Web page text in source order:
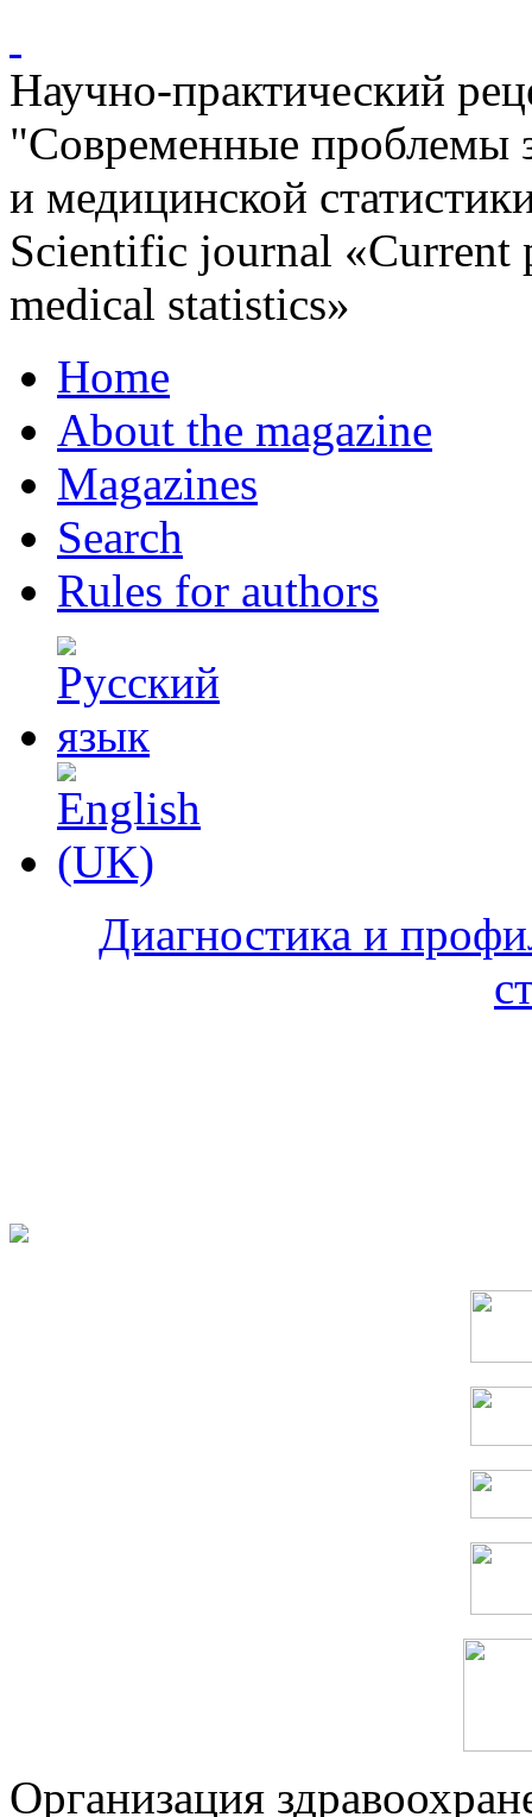
Научно-практический
"Современные проблемы
и медицинской
Scientific journal «Current
medical statistics»
Home
About the magazine
Magazines
Search
Rules for authors
Диагностика и
Организация